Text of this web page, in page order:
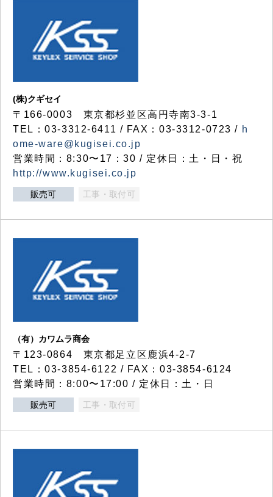
(株)クギセイ
〒166-0003 東京都杉並区高円寺南3-3-1
TEL：03-3312-6411 / FAX：03-3312-0723 / h
ome-ware@kugisei.co.jp
営業時間：8:30〜17：30 / 定休日：土・日・祝
http://www.kugisei.co.jp
販売可 工事・取付可
（有）カワムラ商会
〒123-0864 東京都足立区鹿浜4-2-7
TEL：03-3854-6122 / FAX：03-3854-6124
営業時間：8:00〜17:00 / 定休日：土・日
販売可 工事・取付可